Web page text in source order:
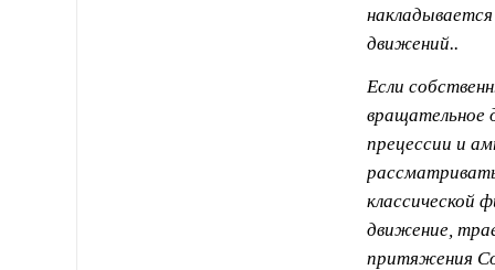
движений..
Если
вращательное
прецессии и
движение,
притяжения